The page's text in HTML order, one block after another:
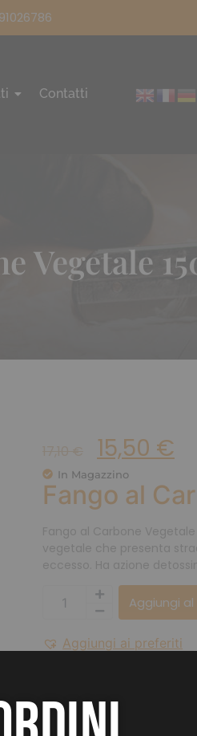
Contatti
Vegetale
15,50 €
In Magazzino
Fango al
Aggiungi
Aggiungi ai preferiti